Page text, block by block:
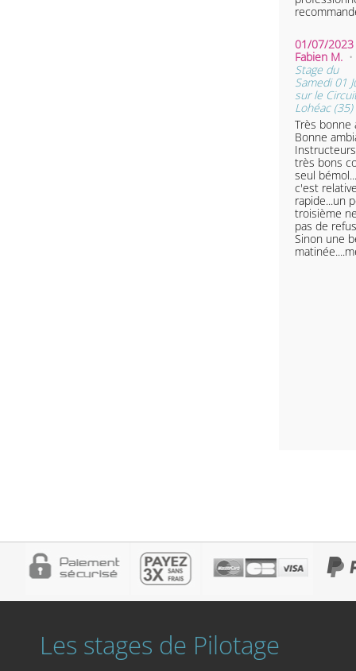
01/07/2023
Fabien M.
Stage du
Samedi 01
sur le
Lohéac (35)
Très bonne
Bonne
très bons
seul
c'est
rapide...un
troisième
pas de
Sinon une
Les stages de Pilotage